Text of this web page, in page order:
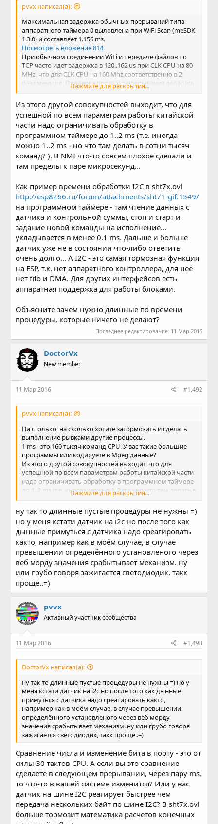
pvvx написал(а):
Максимальная задержка обычных прерываний типа
аппаратного таймера 0 выловлена при WiFi Scan (meSDK
1.3.0) и составляет 1.156 ms.
Посмотреть вложение 814
При обычном соединении WiFi и передаче файлов по
TCP часто идет задержка в 120..162 us при CLK CPU на 80
MHz, что для CLK CPU на 160 Mhz соответственно в 2
раза меньше. Проверка простого прерывания делалась
на управлении таймером выходным пином с периодом
в 7 us (меньше не тянет при CLK CPU на 80 MHz). При 160
MHz предел обработчика простых прерываний к 5 us.
NMI прерывание тянет до 4-х us. При обработчике
прерывания от таймера через nmi выпадений не
обнаружено.
Нажмите для раскрытия...
Из этого другой совокупностей выходит, что для
успешной по всем параметрам работы китайской
части надо ограничивать обработку в
программном таймере до 1..2 ms (т.е. иногда
можно 1..2 ms - но что там делать в сотни тысяч
команд? ). В NMI что-то совсем плохое сделали и
там пределы к паре микросекунд...
Как пример времени обработки I2C в sht7x.ovl
http://esp8266.ru/forum/attachments/sht71-gif.1549/
на программном таймере - там чтение данных с
датчика и контрольной суммы, стоп и старт и
задание новой команды на исполнение...
укладывается в менее 0.1 ms. Дальше и больше
датчик уже не в состоянии что-либо ответить
очень долго... А I2C - это самая тормозная функция
на ESP, т.к. нет аппаратного контроллера, для неё
нет fifo и DMA. Для других интерфейсов есть
аппаратная поддержка для работы блоками.
Объясните зачем нужно длинные по времени
процедуры, которые ничего не делают?
Последнее редактирование: 11 Мар 2016
DoctorVx
New member
11 Мар 2016 #1,492
pvvx написал(а):
На столько, на сколько хотите затормозить и сделать
выполнение рывками другие процессы.
1 ms - это 160 тысяч команд CPU. У вас такие большие
программы или кодируете в Mpeg данные?
Из этого другой совокупностей выходит, что для
успешной по всем параметрам работы китайской части
надо ограничивать обработку в программном таймере
до 1..2 ms (т.е. иногда можно 1..2 ms - но что там делать в
сотни тысяч команд? ). В NMI что-то совсем плохое
Как пример времени обработки I2C в sht7x.ovl
http://esp8266.ru/forum/attachments/sht71-gif.1549/на
программном таймере - там чтение данных с датчика и
контрольной суммы, стоп и старт и задание новой
команды на исполнение... укладывается в менее 0.1 ms.
Дальше и больше датчик уже не в состоянии что-либо
ответить очень долго... А I2C - это самая тормозная
функция на ESP, т.к. нет аппаратного контроллера, для
неё нет fifo и DMA. Для других интерфейсов есть
аппаратная поддержка для работы блоками.
Объясните зачем нужно длинные по времени
процедуры, которые ничего не делают?
Нажмите для раскрытия...
ну так то длинные пустые процедуры не нужны =)
но у меня кстати датчик на i2c но после того как
дынные примуться с датчика надо среагировать
както, например как в моём случае, в случае
превышении определённого установленого через
веб морду значения срабытывает механизм. ну
или грубо говоря зажигается светодиодик, такк
проще..=)
pvvx
Активный участник сообщества
11 Мар 2016 #1,493
DoctorVx написал(а):
ну так то длинные пустые процедуры не нужны =) но у
меня кстати датчик на i2c но после того как дынные
примуться с датчика надо среагировать както,
например как в моём случае, в случае превышении
определённого установленого через веб морду
значения срабытывает механизм. ну или грубо говоря
зажигается светодиодик, такк проще..=)
Сравнение числа и изменение бита в порту - это от
силы 30 тактов CPU. А если вы это сравнение
сделаете в следующем прерывании, через пару ms,
то что-то в вашей системе изменится? Или у вас
датчик на шине I2C реагирует быстрее чем
передача нескольких байт по шине I2C? В sht7x.ovl
больше тормозит математика расчетов конечных